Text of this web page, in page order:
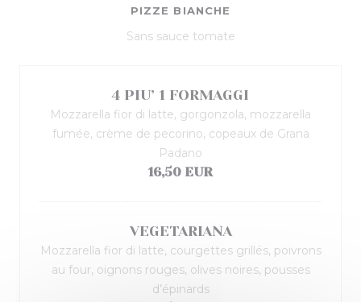
PIZZE BIANCHE
Sans sauce tomate
4 PIU’ 1 FORMAGGI
Mozzarella fior di latte, gorgonzola, mozzarella
fumée, crème de pecorino, copeaux de Grana
Padano
16,50 EUR
VEGETARIANA
Mozzarella fior di latte, courgettes grillés, poivrons
au four, oignons rouges, olives noires, pousses
d’épinards